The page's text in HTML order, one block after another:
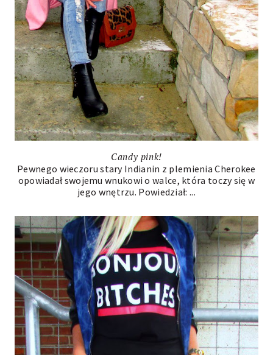
Candy pink!
Pewnego wieczoru stary Indianin z plemienia Cherokee
opowiadał swojemu wnukowi o walce, która toczy się w
jego wnętrzu. Powiedział: ...